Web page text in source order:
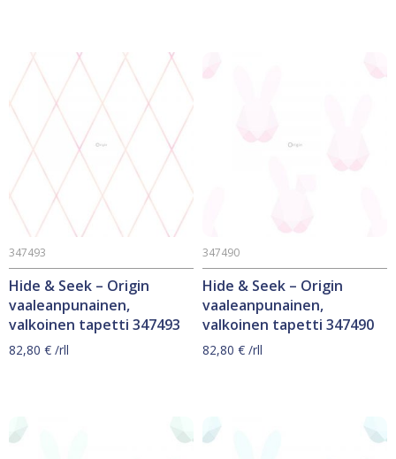
Hide & Seek – Origin
vaaleanpunainen,
valkoinen tapetti 347493
347493
82,80 € /rll
Hide & Seek – Origin
vaaleanpunainen,
valkoinen tapetti 347490
347490
82,80 € /rll